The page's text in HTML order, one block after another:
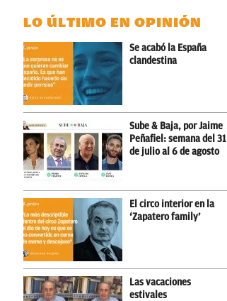
LO ÚLTIMO EN OPINIÓN
Se acabó la España
clandestina
Sube & Baja, por Jaime
Peñafiel: semana del 31
de julio al 6 de agosto
El circo interior en la
‘Zapatero family’
Las vacaciones
estivales